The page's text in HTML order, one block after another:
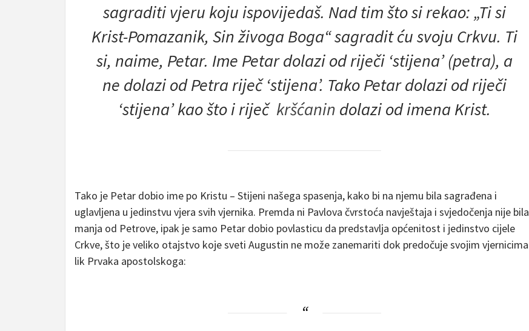
sagraditi vjeru koju ispovijedaš. Nad tim što si rekao: „Ti si
Krist-Pomazanik, Sin živoga Boga“ sagradit ću svoju Crkvu. Ti
si, naime, Petar. Ime Petar dolazi od riječi ‘stijena’ (petra), a
ne dolazi od Petra riječ ‘stijena’. Tako Petar dolazi od riječi
‘stijena’ kao što i riječ kršćanin dolazi od imena Krist.
Tako je Petar dobio ime po Kristu – Stijeni našega spasenja, kako bi na njemu bila sagrađena i
uglavljena u jedinstvu vjera svih vjernika. Premda ni Pavlova čvrstoća navještaja i svjedočenja nije bila
manja od Petrove, ipak je samo Petar dobio povlasticu da predstavlja općenitost i jedinstvo cijele
Crkve, što je veliko otajstvo koje sveti Augustin ne može zanemariti dok predočuje svojim vjernicima
lik Prvaka apostolskoga: